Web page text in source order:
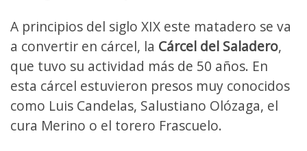
A principios del siglo XIX este matadero se va
a convertir en cárcel, la Cárcel del Saladero,
que tuvo su actividad más de 50 años. En
esta cárcel estuvieron presos muy conocidos
como Luis Candelas, Salustiano Olózaga, el
cura Merino o el torero Frascuelo.